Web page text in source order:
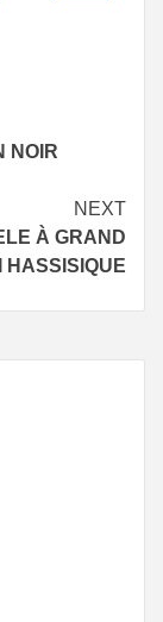
NOIR
NEXT
À GRAND
HASSISIQUE